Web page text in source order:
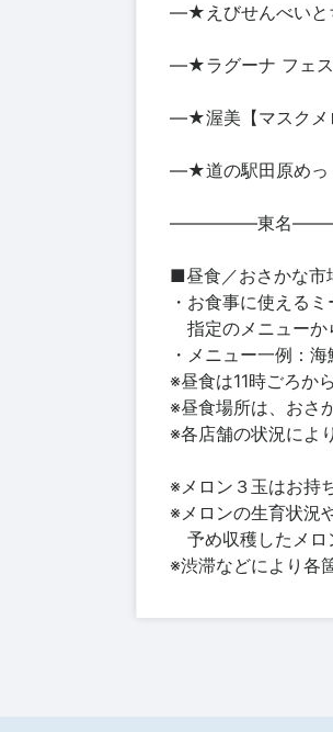
―★えびせんべいと
―★ラグーナ フェス
―★渥美【マスクメ
―★道の駅田原め
―――――東名
■昼食／おさかな市
・お食事に使える
指定のメニューか
・メニュー一例：
※昼食は11時ごろか
※昼食場所は、おさ
※各店舗の状況によ
※メロン３玉はお持
※メロンの生育状況
予め収穫したメロ
※渋滞などにより各